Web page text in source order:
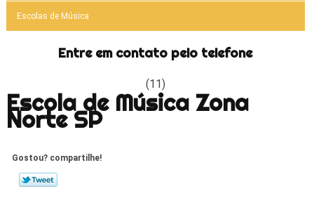
Escolas de Música
Entre em contato pelo telefone
(11)
Escola de Música Zona
Norte SP
Gostou? compartilhe!